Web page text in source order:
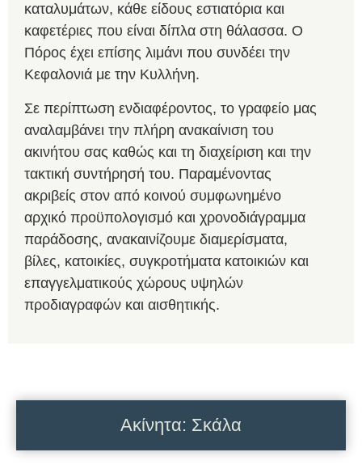
καταλυμάτων, κάθε είδους εστιατόρια και
καφετέριες που είναι δίπλα στη θάλασσα. Ο
Πόρος έχει επίσης λιμάνι που συνδέει την
Κεφαλονιά με την Κυλλήνη.
Σε περίπτωση ενδιαφέροντος, το γραφείο μας
αναλαμβάνει την πλήρη ανακαίνιση του
ακινήτου σας καθώς και τη διαχείριση και την
τακτική συντήρησή του. Παραμένοντας
ακριβείς στον από κοινού συμφωνημένο
αρχικό προϋπολογισμό και χρονοδιάγραμμα
παράδοσης, ανακαινίζουμε διαμερίσματα,
βίλες, κατοικίες, συγκροτήματα κατοικιών και
επαγγελματικούς χώρους υψηλών
προδιαγραφών και αισθητικής.
Ακίνητα: Σκάλα